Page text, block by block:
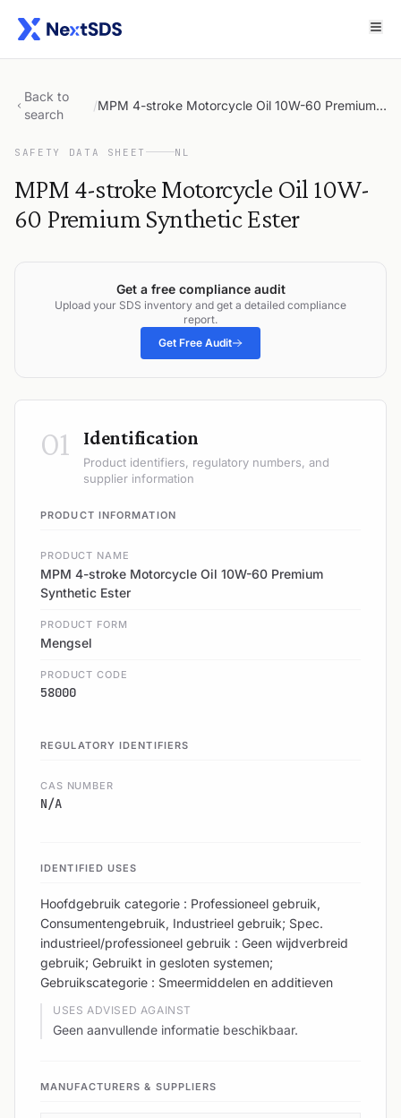
Back to
search
/ MPM 4-stroke Motorcycle Oil 10W-60 Premium Synthetic Ester
SAFETY DATA SHEET NL
MPM 4-stroke Motorcycle Oil 10W-
60 Premium Synthetic Ester
Get a free compliance audit
Upload your SDS inventory and get a detailed compliance
report.
Get Free Audit
01 Identification
Product identifiers, regulatory numbers, and
supplier information
PRODUCT INFORMATION
PRODUCT NAME
MPM 4-stroke Motorcycle Oil 10W-60 Premium
Synthetic Ester
PRODUCT FORM
Mengsel
PRODUCT CODE
58000
REGULATORY IDENTIFIERS
CAS NUMBER
N/A
IDENTIFIED USES
Hoofdgebruik categorie : Professioneel gebruik,
Consumentengebruik, Industrieel gebruik; Spec.
industrieel/professioneel gebruik : Geen wijdverbreid
gebruik; Gebruikt in gesloten systemen;
Gebruikscategorie : Smeermiddelen en additieven
USES ADVISED AGAINST
Geen aanvullende informatie beschikbaar.
MANUFACTURERS & SUPPLIERS